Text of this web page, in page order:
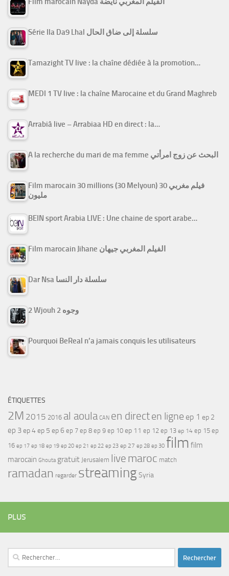
Série Ila Da9 Lhal سلسلة إلى ضاق الحال
Tamazight TV live : la chaîne dédiée à la promotion…
MEDI 1 TV live : la chaîne Marocaine et du Grand Maghreb
Arrabiâ live – Arrabiaa HD en direct : la…
A la recherche du mari de ma femme البحث عن زوج امرأتي
Film marocain 30 millions (30 Melyoun) فيلم مغربي 30
مليون
BEIN sport Arabia LIVE : Une chaine de sport arabe…
Film marocain Jihane الفيلم المغربي جيهان
Dar Nsa سلسلة دار النسا
2 Wjouh 2 وجوه
Pourquoi BeReal n’a jamais conquis les utilisateurs
ÉTIQUETTES
2M 2015 2016 al aoula CAN en directen ligne ep 1 ep 2
ep 3ep 4ep 5 ep 6 ep 7 ep 8 ep 9 ep 10 ep 11 ep 12 ep 13 ep 14 ep 15 ep
16 ep 17 ep 18 ep 19 ep 20 ep 21 ep 22 ep 23 ep 27 ep 28 ep 30 film film
marocain Ghouta gratuit Jerusalem live maroc match
ramadan regarder streamingSyria
PLUS
Rechercher :